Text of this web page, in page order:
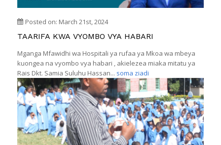
Posted on: March 21st, 2024
TAARIFA KWA VYOMBO VYA HABARI
Mganga Mfawidhi wa Hospitali ya rufaa ya Mkoa wa mbeya
kuongea na vyombo vya habari , akielezea miaka mitatu ya
Rais Dkt. Samia Suluhu Hassan... soma ziadi